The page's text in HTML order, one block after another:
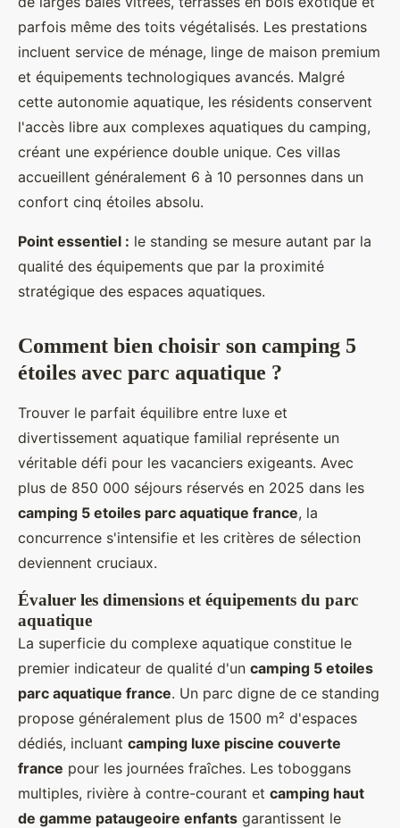
parfois même des toits végétalisés. Les prestations
incluent service de ménage, linge de maison premium
et équipements technologiques avancés. Malgré
cette autonomie aquatique, les résidents conservent
l'accès libre aux complexes aquatiques du camping,
créant une expérience double unique. Ces villas
accueillent généralement 6 à 10 personnes dans un
confort cinq étoiles absolu.
Point essentiel : le standing se mesure autant par la
qualité des équipements que par la proximité
stratégique des espaces aquatiques.
Comment bien choisir son camping 5
étoiles avec parc aquatique ?
Trouver le parfait équilibre entre luxe et
divertissement aquatique familial représente un
véritable défi pour les vacanciers exigeants. Avec
plus de 850 000 séjours réservés en 2025 dans les
camping 5 etoiles parc aquatique france, la
concurrence s'intensifie et les critères de sélection
deviennent cruciaux.
Évaluer les dimensions et équipements du parc
aquatique
La superficie du complexe aquatique constitue le
premier indicateur de qualité d'un camping 5 etoiles
parc aquatique france. Un parc digne de ce standing
propose généralement plus de 1500 m² d'espaces
dédiés, incluant camping luxe piscine couverte
france pour les journées fraîches. Les toboggans
multiples, rivière à contre-courant et camping haut
de gamme pataugeoire enfants garantissent le